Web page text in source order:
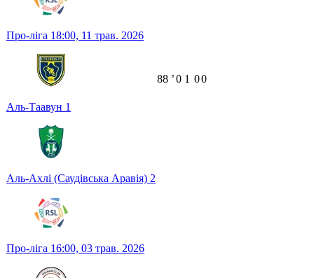
Про-ліга 18:00, 11 трав. 2026
Аль-Таавун 1
Аль-Ахлі (Саудівська Аравія) 2
88 ʼ0 1 00
Про-ліга 16:00, 03 трав. 2026